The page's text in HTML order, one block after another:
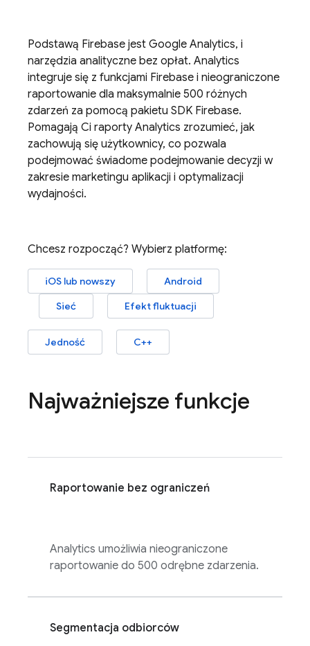
Podstawą Firebase jest Google Analytics, i
narzędzia analityczne bez opłat. Analytics
integruje się z funkcjami Firebase i nieograniczone
raportowanie dla maksymalnie 500 różnych
zdarzeń za pomocą pakietu SDK Firebase.
Pomagają Ci raporty Analytics zrozumieć, jak
zachowują się użytkownicy, co pozwala
podejmować świadome podejmowanie decyzji w
zakresie marketingu aplikacji i optymalizacji
wydajności.
Chcesz rozpocząć? Wybierz platformę:
iOS lub nowszy
Android
Sieć
Efekt fluktuacji
Jedność C++
Najważniejsze funkcje
Raportowanie bez ograniczeń
Analytics umożliwia nieograniczone
raportowanie do 500 odrębne zdarzenia.
Segmentacja odbiorców